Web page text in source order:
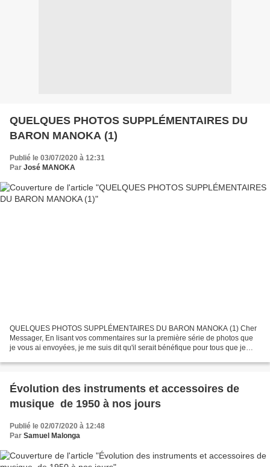
QUELQUES PHOTOS SUPPLÉMENTAIRES DU
BARON MANOKA (1)
Publié le 03/07/2020 à 12:31
Par José MANOKA
QUELQUES PHOTOS SUPPLÉMENTAIRES DU BARON MANOKA (1) Cher
Messager, En lisant vos commentaires sur la première série de photos que
je vous ai envoyées, je me suis dit qu'il serait bénéfique pour tous que je
Évolution des instruments et accessoires de
musique de 1950 à nos jours
Publié le 02/07/2020 à 12:48
Par Samuel Malonga